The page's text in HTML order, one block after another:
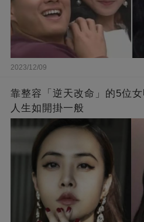
2023/12/09
靠整容「逆天改命」的5位
人生如開掛一般